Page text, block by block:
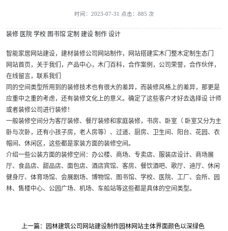
时间：2023-07-31 点击：885 次
装修 医院 学校 图书馆 定制 建设 制作 设计
智能家居网站建设，建材装修公司网站制作，网站搭建实木门整木定制生态门
网站首页，关于我们，产品中心，木门百科，合作案例，公司荣誉，合作伙伴，
在线留言，联系我们
同的空间类型所用到的装修技术也有很大的差异，而装修风格上的差异，那更是
应重中之重的考虑，还有装修文化上的意义。确定了这些客户才好去选择设 计师
或者装修公司进行装修！
一般装修空间分为客厅装修、餐厅装修和家庭装修，书房、卧室（ 卧室又分为主
卧与次卧，还有小孩子房，老人房等）、过道、厨房、卫生间、阳台、花园、衣
帽间、休闲区，这些都是家装方面的装修空间。
介绍一些公装方面的装修空间：办公楼、商场、专卖店、服装店设计、商场展
厅、食品店、甜品店、面包店、酒店宾馆、客房、餐饮酒吧、歌厅、迪厅、休闲
健身厅、体育场馆、会展剧场、博物馆、图书馆、学校、医院、工厂、会所、园
林、售楼中心、公园广场、机场、车船站等这些都是具体的空间类型。
上一篇：园林建筑公司网站建设制作园林网站主体界面颜色以深绿色